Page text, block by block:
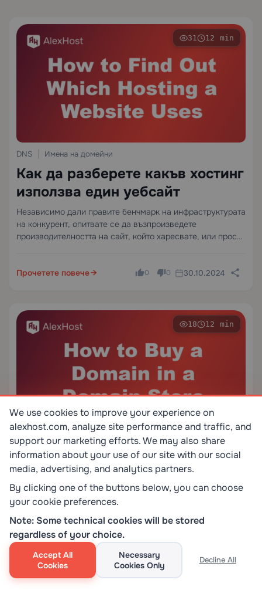
31 12 min
DNS Имена на домейни
Как да разберете какъв хостинг
използва един уебсайт
Независимо дали правите бенчмарк на инфраструктурата
на конкурент, опитвате се да възпроизведете
производителността на сайт, който харесвате, или просто
полезна информация. За щастие, съществуват
Прочетете повече 0 0 30.10.2024
18 12 min
Имена на домейни
Как да закупите доменно име:
Пълно ръководство стъпка по
стъпка
Придобиването на домейн е най-важната първа стъпка
независимо дали стартирате бизнес уебсайт, личен блог
или електронен магазин. Въпреки това, много първи
купувачи се чувстват преодолени от процеса, несигурни
откъде да започнат или на…
Прочетете повече 0 01.11.2024
We use cookies to improve your experience on
alexhost.com, analyze site performance and traffic, and
support our marketing efforts. We may also share
information about your use of our site with our social
media, advertising, and analytics partners.
By clicking one of the buttons below, you can choose
your cookie preferences.
Note: Some technical cookies will be stored
regardless of your choice.
Accept All
Cookies
Necessary
Cookies Only
Decline All